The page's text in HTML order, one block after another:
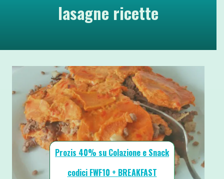
lasagne ricette
Prozis 40% su Colazione e Snack
codici FWF10 + BREAKFAST